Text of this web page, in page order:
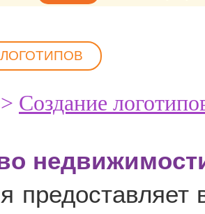
> Создание
предоставляет